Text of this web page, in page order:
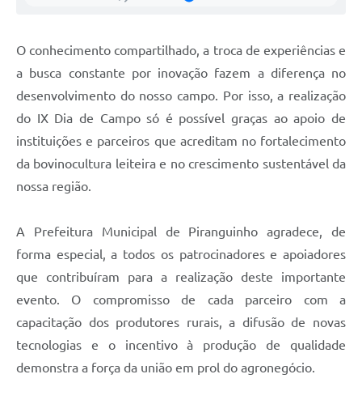
O conhecimento compartilhado, a troca de experiências e
a busca constante por inovação fazem a diferença no
desenvolvimento do nosso campo. Por isso, a realização
do IX Dia de Campo só é possível graças ao apoio de
instituições e parceiros que acreditam no fortalecimento
da bovinocultura leiteira e no crescimento sustentável da
nossa região.
A Prefeitura Municipal de Piranguinho agradece, de
forma especial, a todos os patrocinadores e apoiadores
que contribuíram para a realização deste importante
evento. O compromisso de cada parceiro com a
capacitação dos produtores rurais, a difusão de novas
tecnologias e o incentivo à produção de qualidade
demonstra a força da união em prol do agronegócio.